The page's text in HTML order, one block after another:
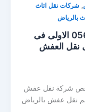
,شركات نقل اثاث
بالرياض
نقل عفش الرياض 0568829975 الاولى فى
نقل العفش
شركة نقل عفش
نقل عفش بالرياض